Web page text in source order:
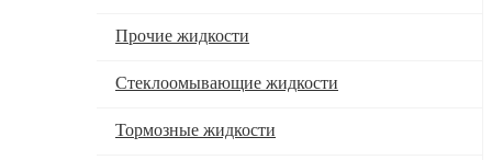
Прочие жидкости
Стеклоомывающие жидкости
Тормозные жидкости